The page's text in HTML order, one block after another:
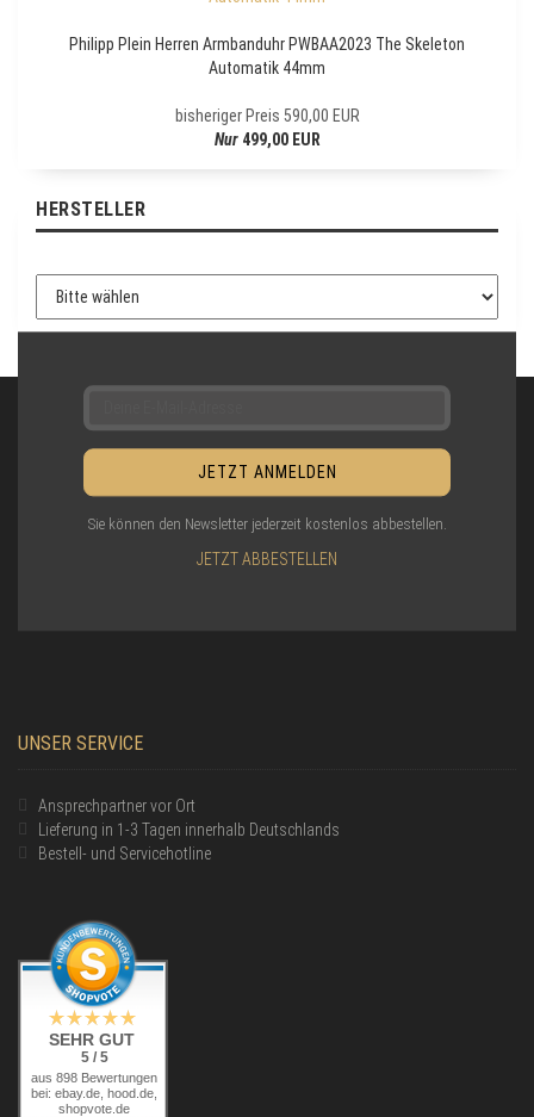
M
U
Philipp Plein Herren Armbanduhr PWBAA2023 The Skeleton
Automatik 44mm
bisheriger Preis 590,00 EUR
Nur499,00 EUR
HERSTELLER
Sie können den Newsletter jederzeit kostenlos abbestellen.
JETZT ABBESTELLEN
UNSER SERVICE
Ansprechpartner vor Ort
Lieferung in 1-3 Tagen innerhalb Deutschlands
Bestell- und Servicehotline
SEHR GUT
5 / 5
aus 898 Bewertungen
bei: ebay.de, hood.de,
shopvote.de